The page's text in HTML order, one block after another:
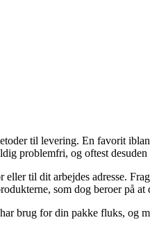
til levering. En favorit
problemfri, og oftest
til dit arbejdes adresse.
som dog beroer på
brug for din pakke fluks, og